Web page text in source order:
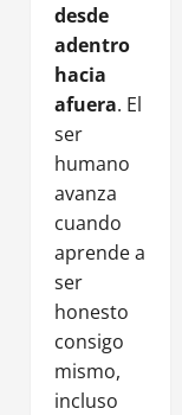
desde
adentro
hacia
afuera. El
ser
humano
avanza
cuando
aprende a
ser
honesto
consigo
mismo,
incluso